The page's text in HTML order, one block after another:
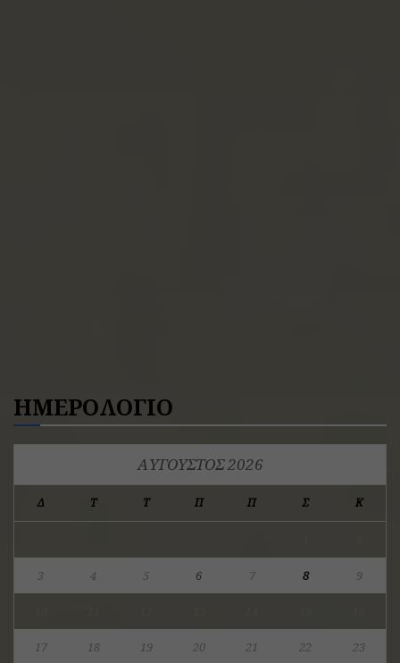
ΗΜΕΡΟΛΟΓΙΟ
ΑΎΓΟΥΣΤΟΣ 2026
Δ Τ Τ Π Π Σ Κ
3 4 5 6 7 8 9
17 18 19 20 21 22 23